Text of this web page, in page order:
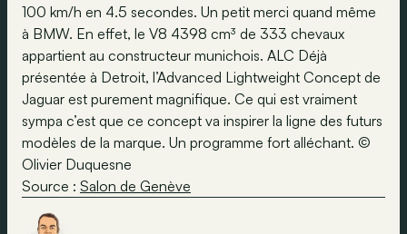
100 km/h en 4.5 secondes. Un petit merci quand même
à BMW. En effet, le V8 4398 cm³ de 333 chevaux
appartient au constructeur munichois. ALC Déjà
présentée à Detroit, l’Advanced Lightweight Concept de
Jaguar est purement magnifique. Ce qui est vraiment
sympa c’est que ce concept va inspirer la ligne des futurs
modèles de la marque. Un programme fort alléchant. ©
Olivier Duquesne
Source : Salon de Genève